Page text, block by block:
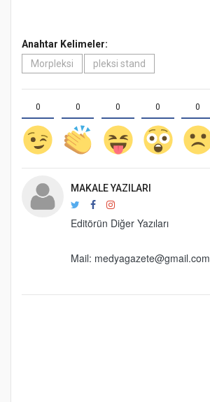
Anahtar Kelimeler:
Morpleksi
pleksi stand
0 0 0 0 0
MAKALE YAZILARI
Editörün Diğer Yazıları
Mail: medyagazete@gmail.com